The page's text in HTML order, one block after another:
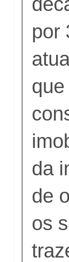
por
da
de
os